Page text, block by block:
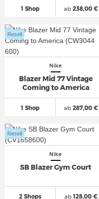
1 Shop ab 238,00 €
Nike
Blazer Mid 77 Vintage
Coming to America
1 Shop
Resell
ab 287,00 €
Nike
SB Blazer Gym Court
2 Shops
Resell
ab128,00 €